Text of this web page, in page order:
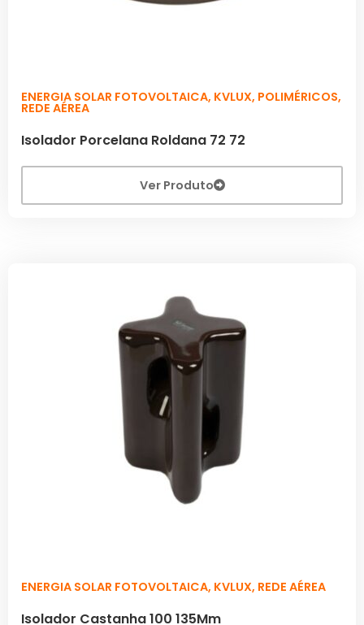
ENERGIA SOLAR FOTOVOLTAICA, KVLUX, POLIMÉRICOS,
REDE AÉREA
Isolador Porcelana Roldana 72 72
Ver Produto
ENERGIA SOLAR FOTOVOLTAICA, KVLUX, REDE AÉREA
Isolador Castanha 100 135Mm